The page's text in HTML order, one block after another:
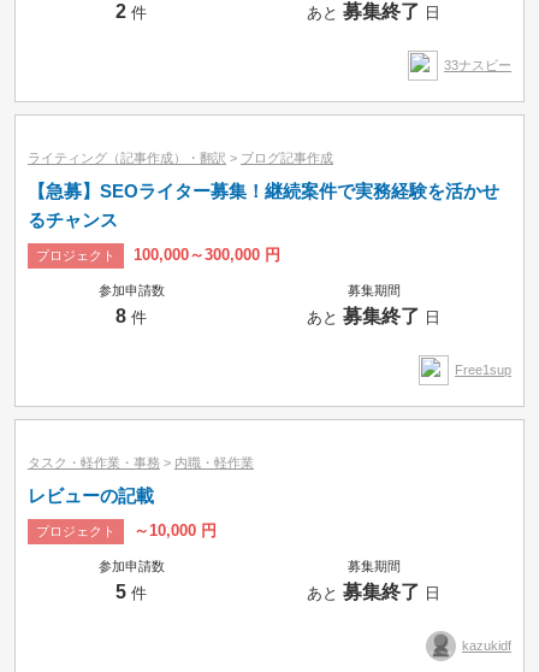
2 件 あと募集終了 日
33ナスビー
ライティング（記事作成）・翻訳 > ブログ記事作成
【急募】SEOライター募集！継続案件で実務経験を活かせ
るチャンス
プロジェクト 100,000～300,000 円
参加申請数
8 件
募集期間
あと募集終了 日
Free1sup
タスク・軽作業・事務 > 内職・軽作業
レビューの記載
プロジェクト ～10,000 円
参加申請数
5 件
募集期間
あと募集終了 日
kazukidf